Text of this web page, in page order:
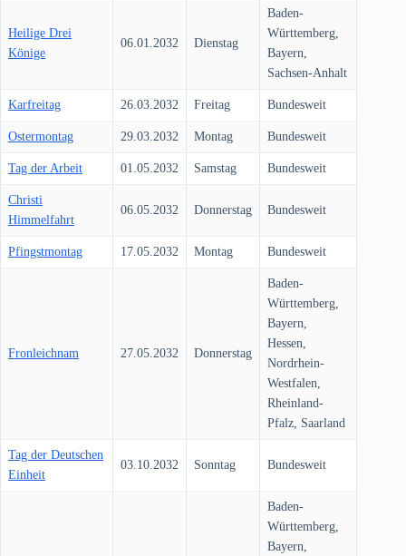
Heilige Drei
Könige
06.01.2032 Dienstag
Baden-
Württemberg,
Bayern,
Sachsen-Anhalt
Karfreitag 26.03.2032 Freitag Bundesweit
Ostermontag 29.03.2032 Montag Bundesweit
Tag der Arbeit 01.05.2032 Samstag Bundesweit
Christi
Himmelfahrt
06.05.2032 Donnerstag Bundesweit
Pfingstmontag 17.05.2032 Montag Bundesweit
Fronleichnam 27.05.2032 Donnerstag
Baden-
Württemberg,
Bayern,
Hessen,
Nordrhein-
Westfalen,
Rheinland-
Pfalz, Saarland
Tag der Deutschen
Einheit
03.10.2032 Sonntag Bundesweit
Baden-
Württemberg,
Bayern,